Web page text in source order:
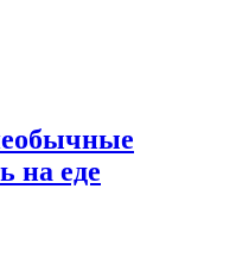
на еде